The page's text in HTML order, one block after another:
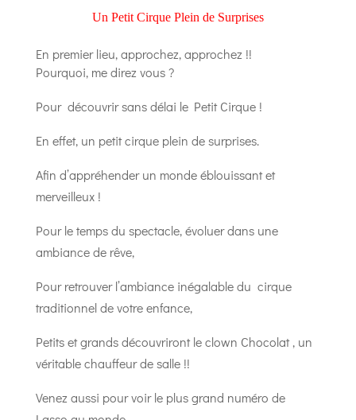
Un Petit Cirque Plein de Surprises
En premier lieu, approchez, approchez !!
Pourquoi, me direz vous ?
Pour découvrir sans délai le Petit Cirque !
En effet, un petit cirque plein de surprises.
Afin d’appréhender un monde éblouissant et
merveilleux !
Pour le temps du spectacle, évoluer dans une
ambiance de rêve,
Pour retrouver l’ambiance inégalable du cirque
traditionnel de votre enfance,
Petits et grands découvriront le clown Chocolat , un
véritable chauffeur de salle !!
Venez aussi pour voir le plus grand numéro de